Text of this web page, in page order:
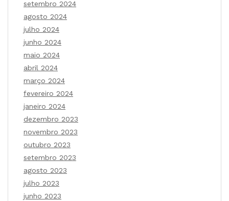
setembro 2024
agosto 2024
julho 2024
junho 2024
maio 2024
abril 2024
março 2024
fevereiro 2024
janeiro 2024
dezembro 2023
novembro 2023
outubro 2023
setembro 2023
agosto 2023
julho 2023
junho 2023